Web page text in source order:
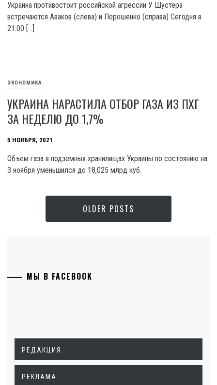
Украина противостоит российской агрессии У Шустера
встречаются Аваков (слева) и Порошенко (справа) Сегодня в
21:00 […]
ЭКОНОМИКА
УКРАИНА НАРАСТИЛА ОТБОР ГАЗА ИЗ ПХГ
ЗА НЕДЕЛЮ ДО 1,7%
5 НОЯБРЯ, 2021
Объем газа в подземных хранилищах Украины по состоянию на
3 ноября уменьшился до 18,025 млрд куб.
OLDER POSTS
МЫ В FACEBOOK
РЕДАКЦИЯ
РЕКЛАМА